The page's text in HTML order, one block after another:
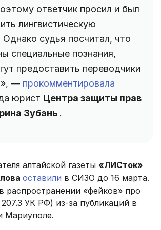
ответчик просил и был
лингвистическую
Однако судья посчитал, что
специальные познания,
предоставить переводчики
— прокомментировала
юрист Центра защиты прав
Зубань .
алтайской газеты «ЛИСток»
оставили в СИЗО до 16 марта.
распространении «фейков» про
УК РФ) из-за публикаций в
Мариуполе.